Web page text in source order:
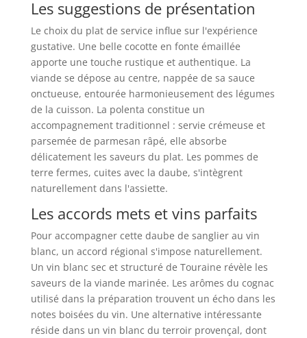
Les suggestions de présentation
Le choix du plat de service influe sur l'expérience
gustative. Une belle cocotte en fonte émaillée
apporte une touche rustique et authentique. La
viande se dépose au centre, nappée de sa sauce
onctueuse, entourée harmonieusement des légumes
de la cuisson. La polenta constitue un
accompagnement traditionnel : servie crémeuse et
parsemée de parmesan râpé, elle absorbe
délicatement les saveurs du plat. Les pommes de
terre fermes, cuites avec la daube, s'intègrent
naturellement dans l'assiette.
Les accords mets et vins parfaits
Pour accompagner cette daube de sanglier au vin
blanc, un accord régional s'impose naturellement.
Un vin blanc sec et structuré de Touraine révèle les
saveurs de la viande marinée. Les arômes du cognac
utilisé dans la préparation trouvent un écho dans les
notes boisées du vin. Une alternative intéressante
réside dans un vin blanc du terroir provençal, dont